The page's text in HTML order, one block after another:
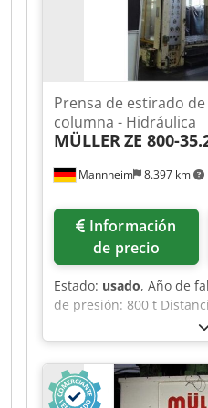
accionamiento
hidráulico en la mesa
Mannheim 8.397 km
Prensa de estirado
columna - Hidráulica
MÜLLER ZE 800-
de precio
Estado: usado, Año de
de presión: 800 t
mm Recorrido: 1100
recorrido máximo
1900 mm Superficie de
Fuerza de presión del
mesa: 350 t Recorrido